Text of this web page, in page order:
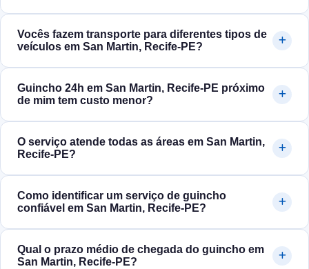
Vocês fazem transporte para diferentes tipos de
veículos em San Martin, Recife‑PE?
Guincho 24h em San Martin, Recife‑PE próximo
de mim tem custo menor?
O serviço atende todas as áreas em San Martin,
Recife‑PE?
Como identificar um serviço de guincho
confiável em San Martin, Recife‑PE?
Qual o prazo médio de chegada do guincho em
San Martin, Recife‑PE?